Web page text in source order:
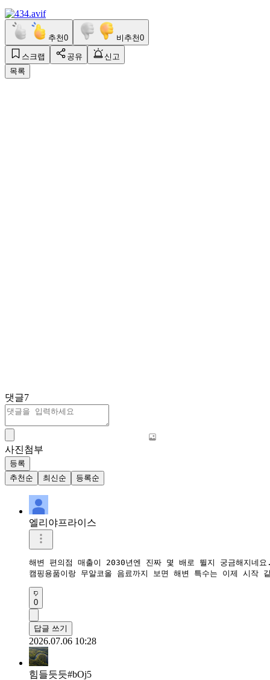
추천0 비추천0
스크랩 공유
신고
목록
댓글7
사진첨부
등록
추천순
최신순 등록순
엘리야프라이스
해변 편의점 매출이 2030년엔 진짜 몇 배로 뛸지 궁금해지
캠핑용품이랑 무알코올 음료까지 보면 해변 특수는 이제 시
0
답글 쓰기
2026.07.06 10:28
힘들듯듯#bOj5